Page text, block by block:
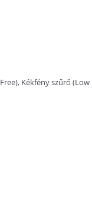
Kékfény szűrő